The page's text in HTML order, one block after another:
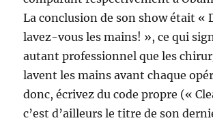
La conclusion de son show était «
lavez-vous les mains! », ce qui
autant professionnel que les
lavent les mains avant chaque
donc, écrivez du code propre («
c’est d’ailleurs le titre de son